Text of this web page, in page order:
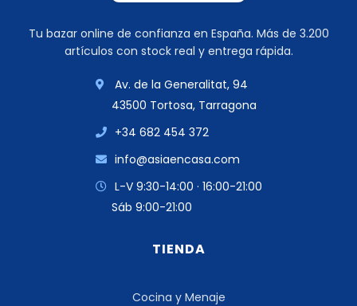
Tu bazar online de confianza en España. Más de 3.200
artículos con stock real y entrega rápida.
Av. de la Generalitat, 94
43500 Tortosa, Tarragona
+34 682 454 372
info@asiaencasa.com
L-V 9:30-14:00 · 16:00-21:00
Sáb 9:00-21:00
TIENDA
Cocina y Menaje